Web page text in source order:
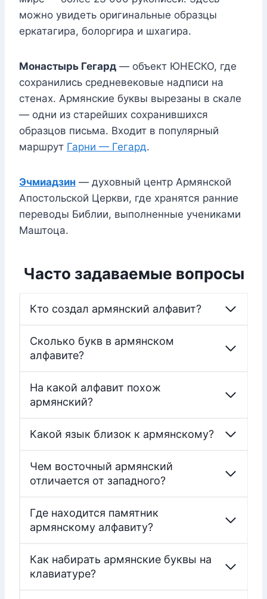
можно увидеть оригинальные образцы
еркатагира, болоргира и шхагира.
Монастырь Гегард — объект ЮНЕСКО, где
сохранились средневековые надписи на
стенах. Армянские буквы вырезаны в скале
— одни из старейших сохранившихся
образцов письма. Входит в популярный
маршрут Гарни — Гегард.
Эчмиадзин — духовный центр Армянской
Апостольской Церкви, где хранятся ранние
переводы Библии, выполненные учениками
Маштоца.
Часто задаваемые вопросы
Кто создал армянский алфавит?
Сколько букв в армянском
алфавите?
На какой алфавит похож
армянский?
Какой язык близок к армянскому?
Чем восточный армянский
отличается от западного?
Где находится памятник
армянскому алфавиту?
Как набирать армянские буквы на
клавиатуре?